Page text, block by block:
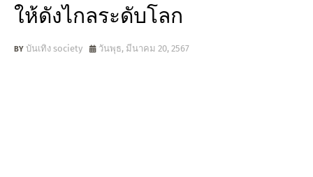
ให้ดังไกลระดับโลก
บันเทิง society วันพุธ, มีนาคม 20, 2567